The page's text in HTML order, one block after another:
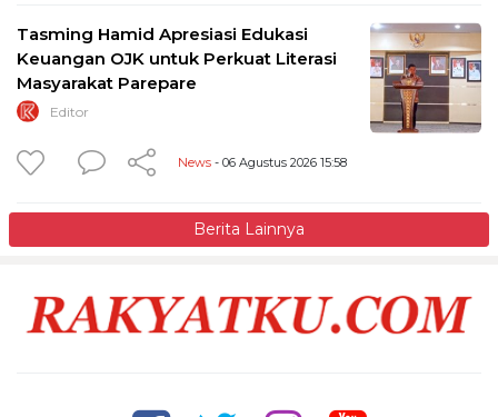
Tasming Hamid Apresiasi Edukasi
Keuangan OJK untuk Perkuat Literasi
Masyarakat Parepare
Editor
News - 06 Agustus 2026 15:58
Berita Lainnya